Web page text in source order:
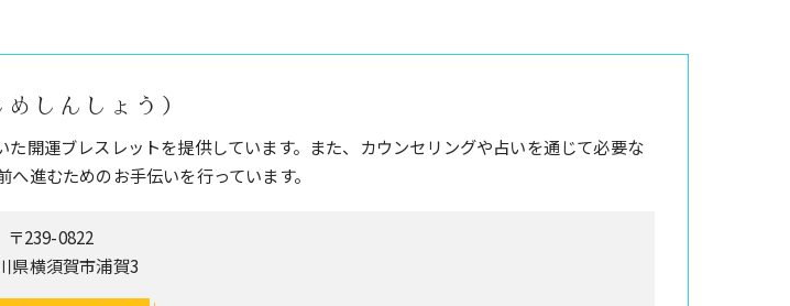
しんしょう）
開運ブレスレットを提供しています。また、カウンセリングや占いを通じて必要な
進むためのお手伝いを行っています。
〒239-0822
県横須賀市浦賀3